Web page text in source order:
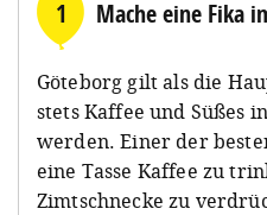
1 Mache eine Fika
Göteborg gilt als die
stets Kaffee und Süßes
werden. Einer der
eine Tasse Kaffee zu
Zimtschnecke zu